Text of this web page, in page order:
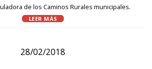
de los Caminos Rurales municipales.
LEER MÁS
28/02/2018